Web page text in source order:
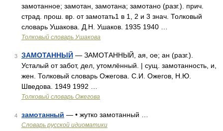
замотанное; замотан, замотана; замотано (разг.). прич.
страд. прош. вр. от замотать1 в 1, 2 и 3 знач. Толковый
словарь Ушакова. Д.Н. Ушаков. 1935 1940 …
Толковый словарь Ушакова
3 ЗАМОТАННЫЙ — ЗАМОТАННЫЙ, ая, ое; ан (разг.).
Усталый от забот, дел, утомлённый. | сущ. замотанность, и,
жен. Толковый словарь Ожегова. С.И. Ожегов, Н.Ю.
Шведова. 1949 1992 …
Толковый словарь Ожегова
4 замотанный — • жутко замотанный …
Словарь русской идиоматики